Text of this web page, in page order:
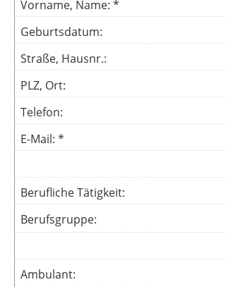
Vorname, Name: *
Geburtsdatum:
Straße, Hausnr.:
PLZ, Ort:
Telefon:
E-Mail: *
Berufliche Tätigkeit:
Berufsgruppe:
Ambulant: